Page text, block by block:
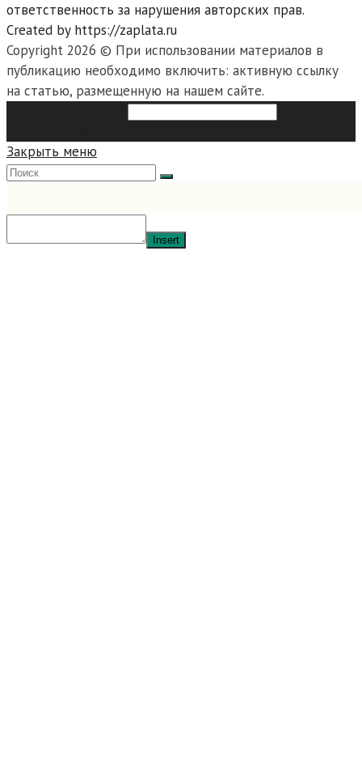
ответственность за нарушения авторских прав.
Created by https://zaplata.ru
Copyright 2026 © При использовании материалов в
публикацию необходимо включить: активную ссылку
на статью, размещенную на нашем сайте.
Закрыть меню
Insert